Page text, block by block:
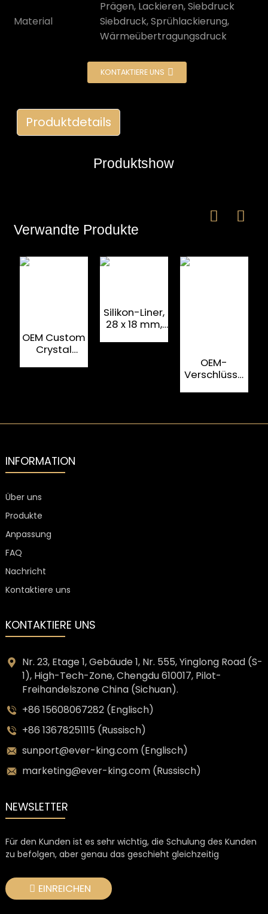
Prägen, Lackieren, Siebdruck
Material
Siebdruck, Sprühlackierung,
Wärmeübertragungsdruck
KONTAKTIERE UNS
Produktdetails
Produktshow
Verwandte Produkte
OEM Custom
Crystal
Silikon-Liner,
28 x 18 mm,
OEM-
Verschlüsse
INFORMATION
Über uns
Produkte
Anpassung
FAQ
Nachricht
Kontaktiere uns
KONTAKTIERE UNS
Nr. 23, Etage 1, Gebäude 1, Nr. 555, Yinglong Road (S-
1), High-Tech-Zone, Chengdu 610017, Pilot-
Freihandelszone China (Sichuan).
+86 15608067282 (Englisch)
+86 13678251115 (Russisch)
sunport@ever-king.com (Englisch)
marketing@ever-king.com (Russisch)
NEWSLETTER
Für den Kunden ist es sehr wichtig, die Schulung des Kunden
zu befolgen, aber genau das geschieht gleichzeitig
EINREICHEN